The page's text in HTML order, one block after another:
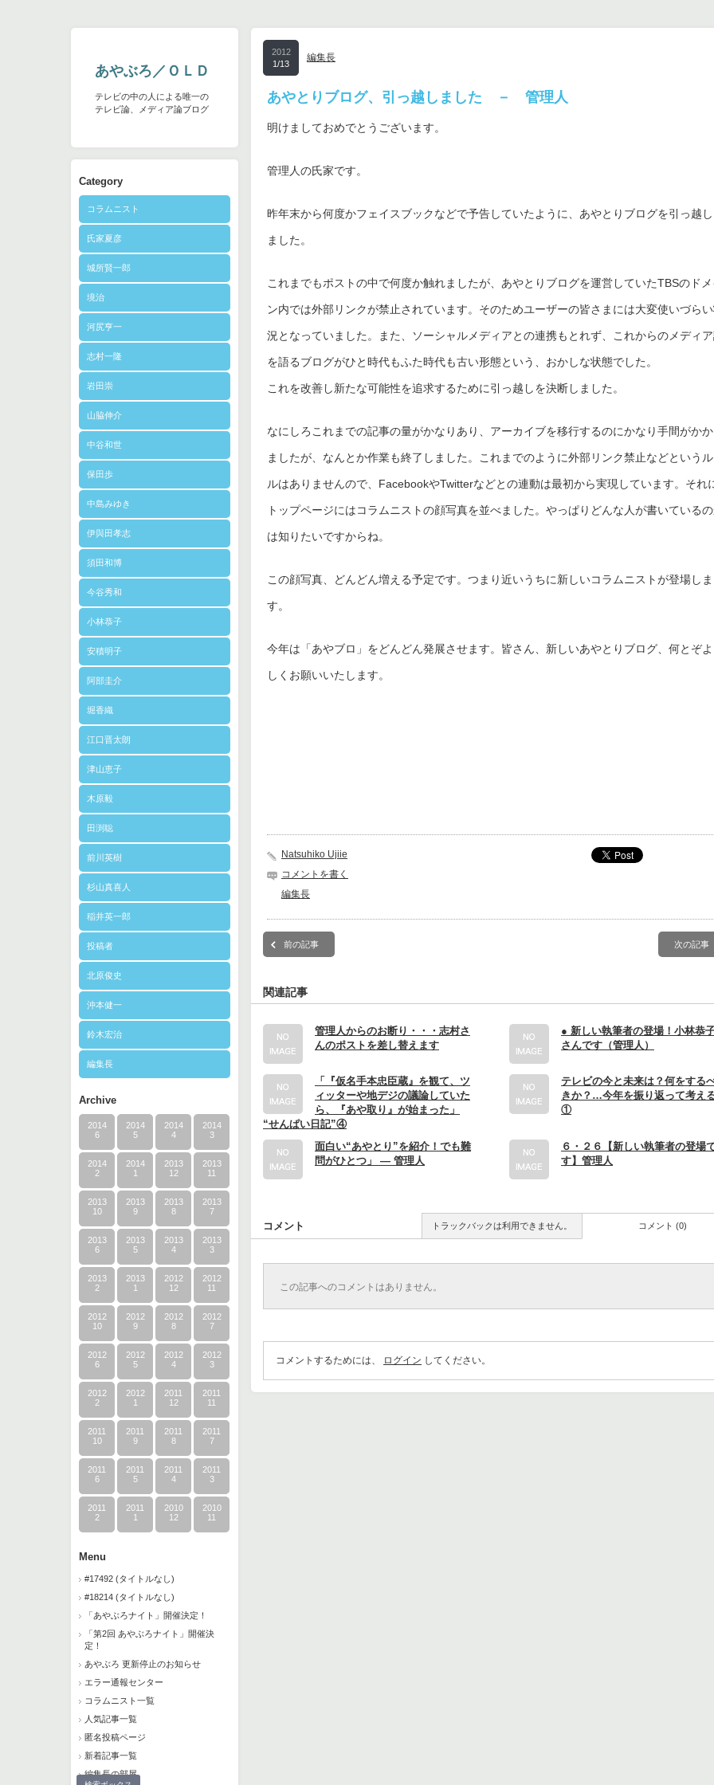
あやぶろ／ＯＬＤ
テレビの中の人による唯一の
テレビ論、メディア論ブログ
Category
コラムニスト
氏家夏彦
城所賢一郎
境治
河尻亨一
志村一隆
岩田崇
山脇伸介
中谷和世
保田歩
中島みゆき
伊與田孝志
須田和博
今谷秀和
小林恭子
安積明子
阿部圭介
堀香織
江口晋太朗
津山恵子
木原毅
田渕聡
前川英樹
杉山真喜人
稲井英一郎
投稿者
北原俊史
沖本健一
鈴木宏治
編集長
Archive
2014
6
2014
5
2014
4
2014
3
2014
2
2014
1
2013
12
2013
11
2013
10
2013
9
2013
8
2013
7
2013
6
2013
5
2013
4
2013
3
2013
2
2013
1
2012
12
2012
11
2012
10
2012
9
2012
8
2012
7
2012
6
2012
5
2012
4
2012
3
2012
2
2012
1
2011
12
2011
11
2011
10
2011
9
2011
8
2011
7
2011
6
2011
5
2011
4
2011
3
2011
2
2011
1
2010
12
2010
11
Menu
#17492 (タイトルなし)
#18214 (タイトルなし)
「あやぶろナイト」開催決定！
「第2回 あやぶろナイト」開催決
定！
あやぶろ 更新停止のお知らせ
エラー通報センター
コラムニスト一覧
人気記事一覧
匿名投稿ページ
新着記事一覧
編集長の部屋
2012
1/13
編集長
あやとりブログ、引っ越しました － 管理人
明けましておめでとうございます。
管理人の氏家です。
昨年末から何度かフェイスブックなどで予告していたように、あやとりブログを引っ越し
ました。
これまでもポストの中で何度か触れましたが、あやとりブログを運営していたTBSのドメ
ン内では外部リンクが禁止されています。そのためユーザーの皆さまには大変使いづら
況となっていました。また、ソーシャルメディアとの連携もとれず、これからのメディ
を語るブログがひと時代もふた時代も古い形態という、おかしな状態でした。
これを改善し新たな可能性を追求するために引っ越しを決断しました。
なにしろこれまでの記事の量がかなりあり、アーカイブを移行するのにかなり手間がかか
ましたが、なんとか作業も終了しました。これまでのように外部リンク禁止などという
ルはありませんので、FacebookやTwitterなどとの連動は最初から実現しています。それ
トップページにはコラムニストの顔写真を並べました。やっぱりどんな人が書いている
は知りたいですからね。
この顔写真、どんどん増える予定です。つまり近いうちに新しいコラムニストが登場しま
す。
今年は「あやブロ」をどんどん発展させます。皆さん、新しいあやとりブログ、何とぞよ
しくお願いいたします。
Natsuhiko Ujiie
コメントを書く
編集長
前の記事 次の記事
関連記事
管理人からのお断り・・・志村さ
んのポストを差し替えます
● 新しい執筆者の登場！小林恭
さんです（管理人）
「『仮名手本忠臣蔵』を観て、ツ
ィッターや地デジの議論していた
ら、『あや取り』が始まった」
“せんぱい日記”④
テレビの今と未来は？何をする
きか？…今年を振り返って考え
①
面白い“あやとり”を紹介！でも難
問がひとつ」 ― 管理人
６・２６【新しい執筆者の登場
す】管理人
コメント トラックバックは利用できません。 コメント (0)
この記事へのコメントはありません。
コメントするためには、 ログイン してください。